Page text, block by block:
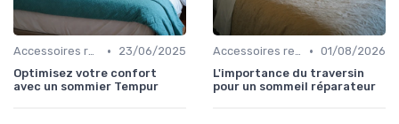
Accessoires recommandés •
23/06/2025
Optimisez votre confort
avec un sommier Tempur
Accessoires recommandés • 01/08/2026
L'importance du traversin
pour un sommeil réparateur